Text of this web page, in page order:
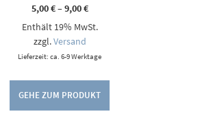
5,00€–9,00€Preisspanne:
bis
Enthält 19% MwSt.
zzgl.Versand
Lieferzeit: ca. 6-9 Werktage
GEHE ZUM PRODUKT